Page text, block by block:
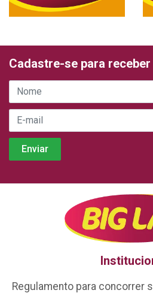
Cadastre-se para
Regulamento para concorrer